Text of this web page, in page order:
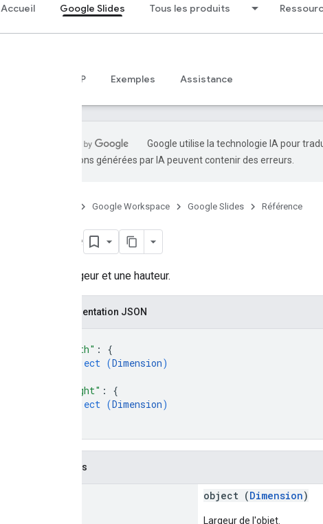
Accueil Google Slides Tous les produits
Serveur MCP Exemples Assistance
Google utilise la technologie IA pour
traductions générées par IA peuvent contenir des erreurs.
Google Workspace Google Slides Référence
Size
Une largeur et une hauteur.
Représentation JSON
"width" : {
object (Dimension)
"height" : {
object (Dimension)
Champs
object (Dimension)
Largeur de l'objet.